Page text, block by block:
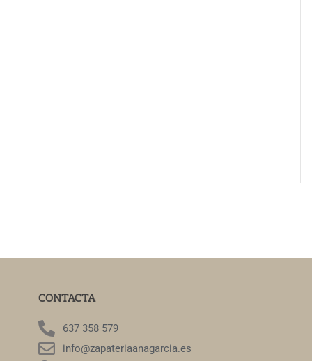
CONTACTA
637 358 579
info@zapateriaanagarcia.es